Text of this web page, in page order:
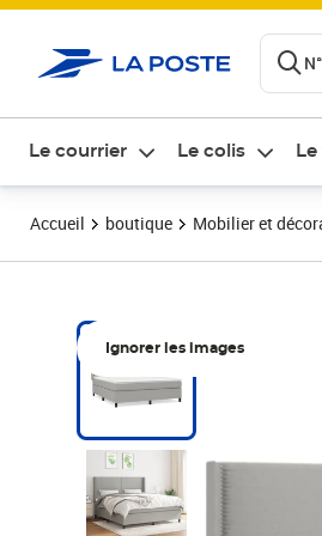
Le courrier Le colis
Accueil boutique Mobilier et
Ignorer les images